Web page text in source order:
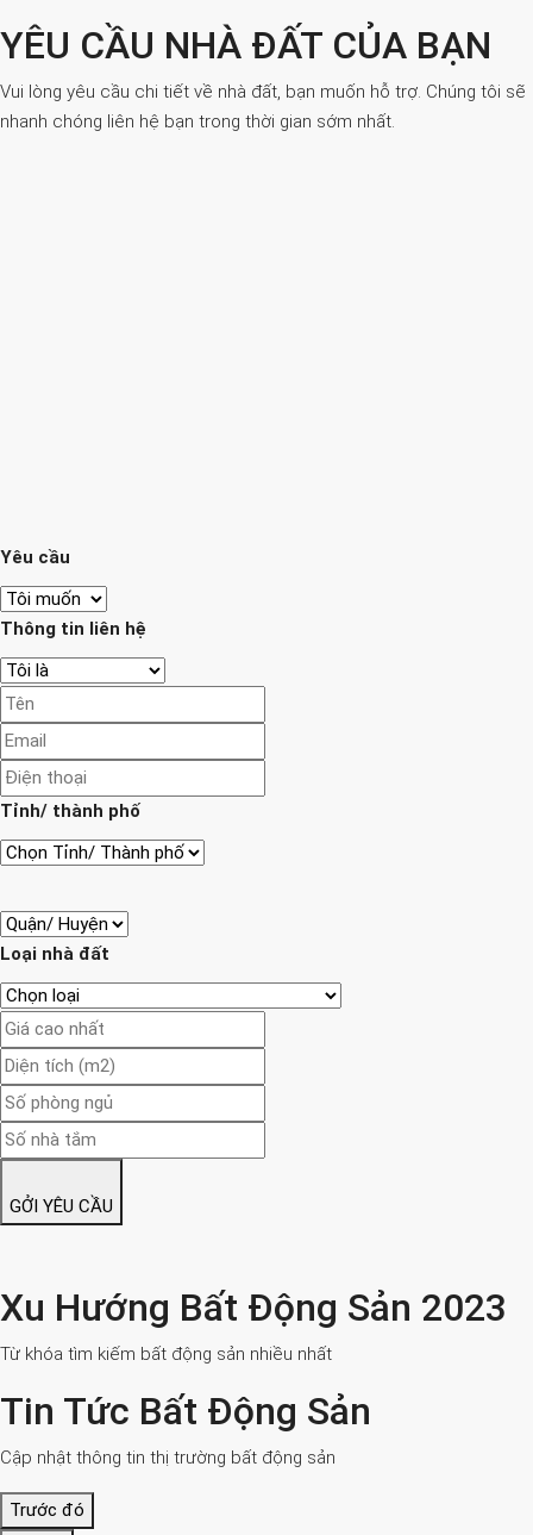
YÊU CẦU NHÀ ĐẤT CỦA BẠN
Vui lòng yêu cầu chi tiết về nhà đất, bạn muốn hỗ trợ. Chúng tôi sẽ
nhanh chóng liên hệ bạn trong thời gian sớm nhất.
Yêu cầu
Thông tin liên hệ
Tỉnh/ thành phố
Loại nhà đất
GỞI YÊU CẦU
Xu Hướng Bất Động Sản 2023
Từ khóa tìm kiếm bất động sản nhiều nhất
Tin Tức Bất Động Sản
Cập nhật thông tin thị trường bất động sản
Trước đó